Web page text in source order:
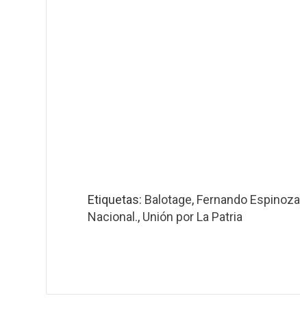
Etiquetas: Balotage, Fernando Espinoza
Nacional., Unión por La Patria